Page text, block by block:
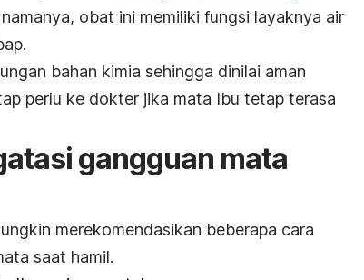
obat ini memiliki fungsi layaknya air
bahan kimia sehingga dinilai aman
perlu ke dokter jika mata Ibu tetap terasa
gangguan mata
merekomendasikan beberapa cara
saat hamil.